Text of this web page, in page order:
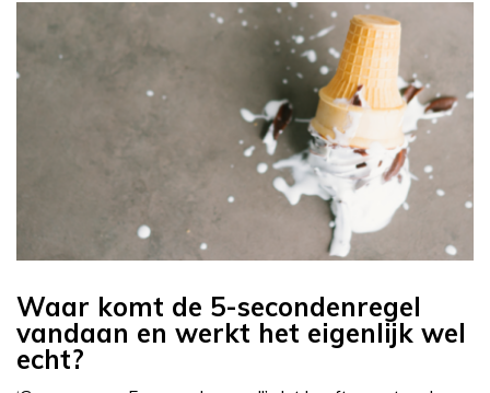
Waar komt de 5-secondenregel
vandaan en werkt het eigenlijk wel
echt?